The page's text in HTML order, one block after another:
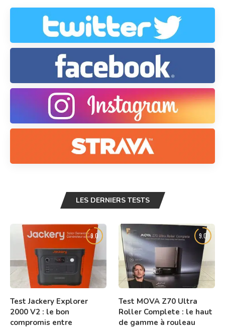
LES DERNIERS TESTS
9.0
Test Jackery Explorer
2000 V2 : le bon
compromis entre
9.0
Test MOVA Z70 Ultra
Roller Complete : le haut
de gamme à rouleau